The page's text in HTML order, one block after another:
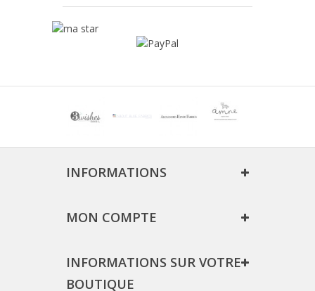
INFORMATIONS
MON COMPTE
INFORMATIONS SUR VOTRE
BOUTIQUE